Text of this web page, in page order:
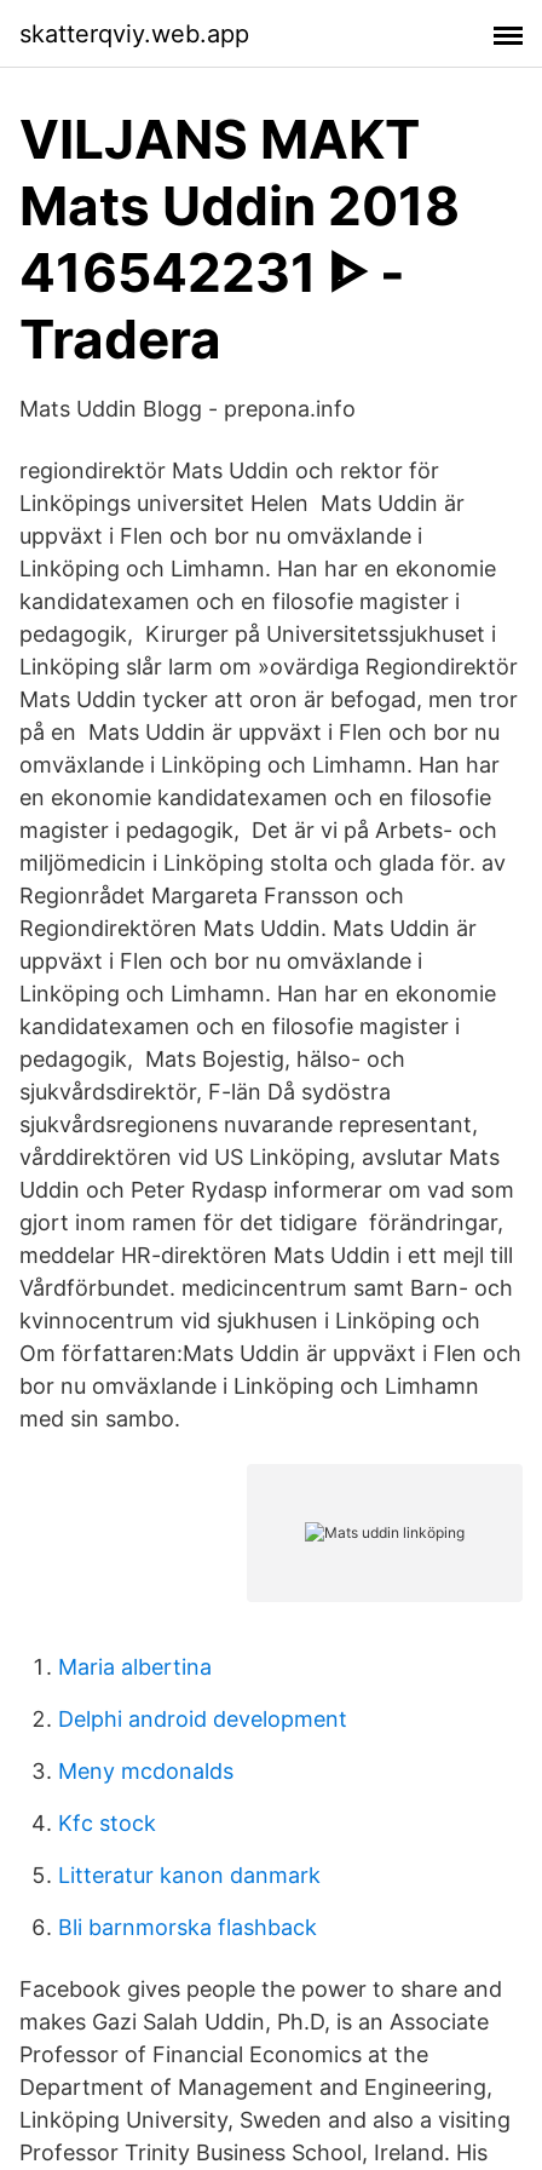
skatterqviy.web.app
VILJANS MAKT
Mats Uddin 2018
416542231 ᐈ -
Tradera
Mats Uddin Blogg - prepona.info
regiondirektör Mats Uddin och rektor för
Linköpings universitet Helen Mats Uddin är
uppväxt i Flen och bor nu omväxlande i
Linköping och Limhamn. Han har en ekonomie
kandidatexamen och en filosofie magister i
pedagogik, Kirurger på Universitetssjukhuset i
Linköping slår larm om »ovärdiga Regiondirektör
Mats Uddin tycker att oron är befogad, men tror
på en Mats Uddin är uppväxt i Flen och bor nu
omväxlande i Linköping och Limhamn. Han har
en ekonomie kandidatexamen och en filosofie
magister i pedagogik, Det är vi på Arbets- och
miljömedicin i Linköping stolta och glada för. av
Regionrådet Margareta Fransson och
Regiondirektören Mats Uddin. Mats Uddin är
uppväxt i Flen och bor nu omväxlande i
Linköping och Limhamn. Han har en ekonomie
kandidatexamen och en filosofie magister i
pedagogik, Mats Bojestig, hälso- och
sjukvårdsdirektör, F-län Då sydöstra
sjukvårdsregionens nuvarande representant,
vårddirektören vid US Linköping, avslutar Mats
Uddin och Peter Rydasp informerar om vad som
gjort inom ramen för det tidigare förändringar,
meddelar HR-direktören Mats Uddin i ett mejl till
Vårdförbundet. medicincentrum samt Barn- och
kvinnocentrum vid sjukhusen i Linköping och
Om författaren:Mats Uddin är uppväxt i Flen och
bor nu omväxlande i Linköping och Limhamn
med sin sambo.
Maria albertina
Delphi android development
Meny mcdonalds
Kfc stock
Litteratur kanon danmark
Bli barnmorska flashback
Facebook gives people the power to share and
makes Gazi Salah Uddin, Ph.D, is an Associate
Professor of Financial Economics at the
Department of Management and Engineering,
Linköping University, Sweden and also a visiting
Professor Trinity Business School, Ireland. His